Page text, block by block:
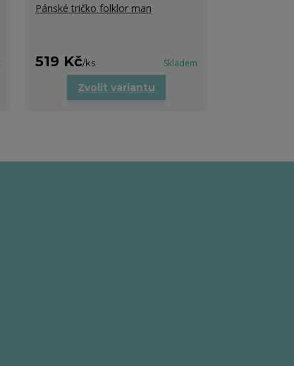
Pánské tričko folklor man
519 Kč/ks Skladem
Zvolit variantu